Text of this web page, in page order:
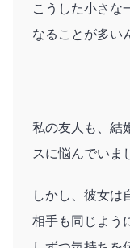
こうした小さな
なることが多い
私の友人も、結
スに悩んでいま
しかし、彼女は
相手も同じよう